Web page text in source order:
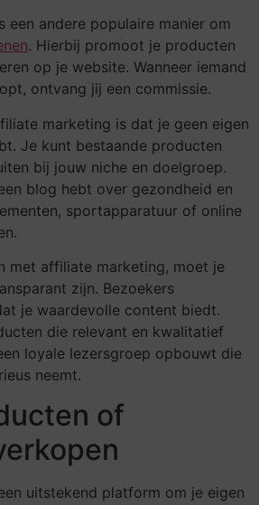
een andere populaire manier om
. Hierbij promoot je producten
op je website. Wanneer iemand
ontvang jij een commissie.
marketing is dat je geen eigen
Je kunt bestaande producten
bij jouw niche en doelgroep.
blog hebt over gezondheid en
sportapparatuur of online
met affiliate marketing, moet je
zijn. Bezoekers
je waardevolle content biedt.
die relevant en kwalitatief
loyale lezersgroep opbouwt die
neemt.
of
uitstekend platform om je eigen